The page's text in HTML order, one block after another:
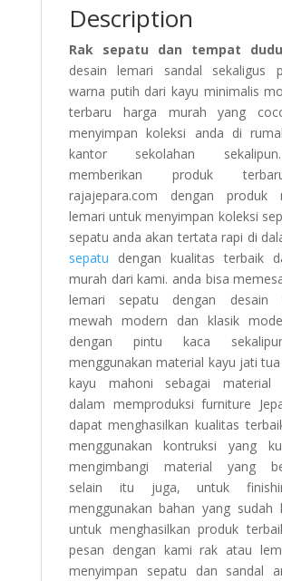
Description
Rak sepatu dan tempat
desain lemari sandal sekaligus
warna putih dari kayu minimalis
terbaru harga murah yang
menyimpan koleksi anda di
kantor sekolahan
memberikan produk
rajajepara.com dengan produk
lemari untuk menyimpan koleksi
sepatu anda akan tertata rapi di
sepatu dengan kualitas terbaik
murah dari kami. anda bisa
lemari sepatu dengan desain
mewah modern dan klasik
dengan pintu kaca
menggunakan material kayu jati
kayu mahoni sebagai material
dalam memproduksi furniture
dapat menghasilkan kualitas
menggunakan kontruksi yang
mengimbangi material yang
selain itu juga, untuk
menggunakan bahan yang sudah
untuk menghasilkan produk
pesan dengan kami rak atau
menyimpan sepatu dan sandal